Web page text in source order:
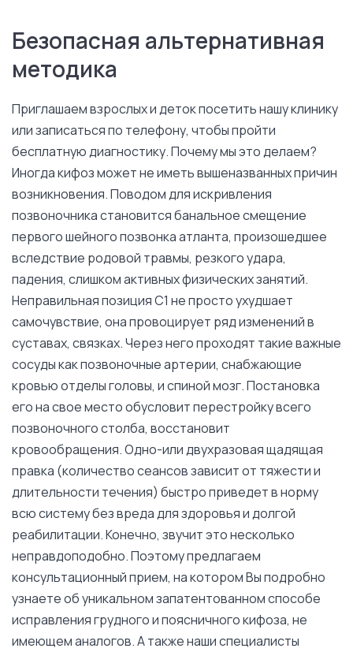
Безопасная альтернативная
методика
Приглашаем взрослых и деток посетить нашу клинику
или записаться по телефону, чтобы пройти
бесплатную диагностику. Почему мы это делаем?
Иногда кифоз может не иметь вышеназванных причин
возникновения. Поводом для искривления
позвоночника становится банальное смещение
первого шейного позвонка атланта, произошедшее
вследствие родовой травмы, резкого удара,
падения, слишком активных физических занятий.
Неправильная позиция C1 не просто ухудшает
самочувствие, она провоцирует ряд изменений в
суставах, связках. Через него проходят такие важные
сосуды как позвоночные артерии, снабжающие
кровью отделы головы, и спиной мозг. Постановка
его на свое место обусловит перестройку всего
позвоночного столба, восстановит
кровообращения. Одно-или двухразовая щадящая
правка (количество сеансов зависит от тяжести и
длительности течения) быстро приведет в норму
всю систему без вреда для здоровья и долгой
реабилитации. Конечно, звучит это несколько
неправдоподобно. Поэтому предлагаем
консультационный прием, на котором Вы подробно
узнаете об уникальном запатентованном способе
исправления грудного и поясничного кифоза, не
имеющем аналогов. А также наши специалисты